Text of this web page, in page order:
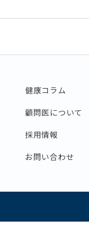
健康コラム
顧問医について
採用情報
お問い合わせ